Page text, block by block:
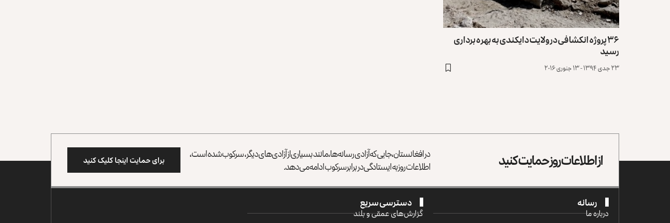
۳۶ پروژه انکشافی در ولایت دایکندی به بهره برداری
رسید
۲۳ جدی ۱۳۹۴ - ۱۳ جنوری ۲۰۱۶
از اطلاعات روز حمایت کنید در افغانستان، جایی که آزادی رسانه‌ها، مانند بسیاری از آزادی‌های دیگر، سرکوب شده است،
اطلاعات روز به ایستادگی در برابر سرکوب ادامه می‌دهد. برای حمایت اینجا کلیک کنید
رسانه
درباره ما
دسترسی سریع
گزارش‌‌های عمقی و بلند